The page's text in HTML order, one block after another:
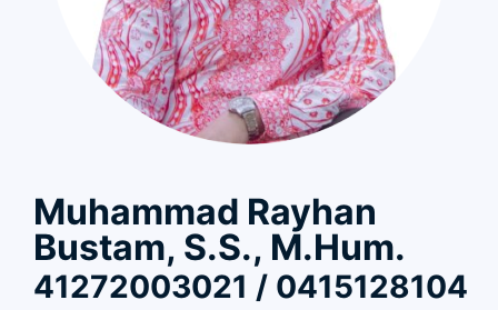
Muhammad Rayhan
Bustam, S.S., M.Hum.
41272003021 / 0415128104